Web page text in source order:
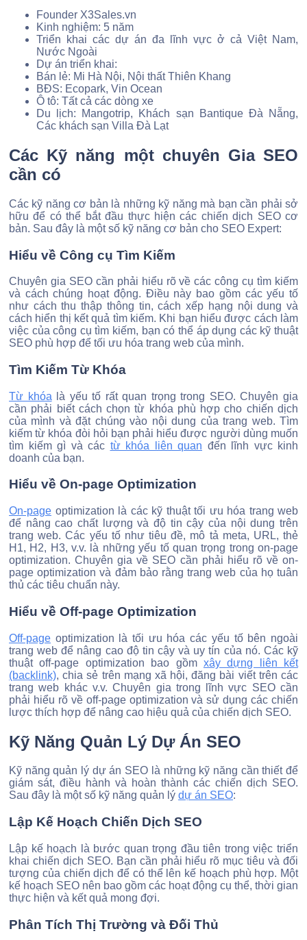
Founder X3Sales.vn
Kinh nghiệm: 5 năm
Triển khai các dự án đa lĩnh vực ở cả Việt Nam,
Nước Ngoài
Dự án triển khai:
Bán lẻ: Mi Hà Nội, Nội thất Thiên Khang
BĐS: Ecopark, Vin Ocean
Ô tô: Tất cả các dòng xe
Du lịch: Mangotrip, Khách sạn Bantique Đà Nẵng,
Các khách sạn Villa Đà Lạt
Các Kỹ năng một chuyên Gia SEO
cần có
Các kỹ năng cơ bản là những kỹ năng mà bạn cần phải sở
hữu để có thể bắt đầu thực hiện các chiến dịch SEO cơ
bản. Sau đây là một số kỹ năng cơ bản cho SEO Expert:
Hiểu về Công cụ Tìm Kiếm
Chuyên gia SEO cần phải hiểu rõ về các công cụ tìm kiếm
và cách chúng hoạt động. Điều này bao gồm các yếu tố
như cách thu thập thông tin, cách xếp hạng nội dung và
cách hiển thị kết quả tìm kiếm. Khi bạn hiểu được cách làm
việc của công cụ tìm kiếm, bạn có thể áp dụng các kỹ thuật
SEO phù hợp để tối ưu hóa trang web của mình.
Tìm Kiếm Từ Khóa
Từ khóa là yếu tố rất quan trọng trong SEO. Chuyên gia
cần phải biết cách chọn từ khóa phù hợp cho chiến dịch
của mình và đặt chúng vào nội dung của trang web. Tìm
kiếm từ khóa đòi hỏi bạn phải hiểu được người dùng muốn
tìm kiếm gì và các từ khóa liên quan đến lĩnh vực kinh
doanh của bạn.
Hiểu về On-page Optimization
On-page optimization là các kỹ thuật tối ưu hóa trang web
để nâng cao chất lượng và độ tin cậy của nội dung trên
trang web. Các yếu tố như tiêu đề, mô tả meta, URL, thẻ
H1, H2, H3, v.v. là những yếu tố quan trọng trong on-page
optimization. Chuyên gia về SEO cần phải hiểu rõ về on-
page optimization và đảm bảo rằng trang web của họ tuân
thủ các tiêu chuẩn này.
Hiểu về Off-page Optimization
Off-page optimization là tối ưu hóa các yếu tố bên ngoài
trang web để nâng cao độ tin cậy và uy tín của nó. Các kỹ
thuật off-page optimization bao gồm xây dựng liên kết
(backlink), chia sẻ trên mạng xã hội, đăng bài viết trên các
trang web khác v.v. Chuyên gia trong lĩnh vực SEO cần
phải hiểu rõ về off-page optimization và sử dụng các chiến
lược thích hợp để nâng cao hiệu quả của chiến dịch SEO.
Kỹ Năng Quản Lý Dự Án SEO
Kỹ năng quản lý dự án SEO là những kỹ năng cần thiết để
giám sát, điều hành và hoàn thành các chiến dịch SEO.
Sau đây là một số kỹ năng quản lý dự án SEO:
Lập Kế Hoạch Chiến Dịch SEO
Lập kế hoạch là bước quan trọng đầu tiên trong việc triển
khai chiến dịch SEO. Bạn cần phải hiểu rõ mục tiêu và đối
tượng của chiến dịch để có thể lên kế hoạch phù hợp. Một
kế hoạch SEO nên bao gồm các hoạt động cụ thể, thời gian
thực hiện và kết quả mong đợi.
Phân Tích Thị Trường và Đối Thủ